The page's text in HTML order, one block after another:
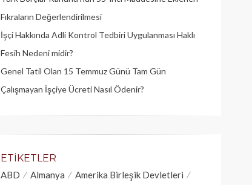
Fıkraların Değerlendirilmesi
İşçi Hakkında Adli Kontrol Tedbiri Uygulanması Haklı
Fesih Nedeni midir?
Genel Tatil Olan 15 Temmuz Günü Tam Gün
Çalışmayan İşçiye Ücreti Nasıl Ödenir?
ETIKETLER
ABD Almanya
Amerika Birleşik Devletleri